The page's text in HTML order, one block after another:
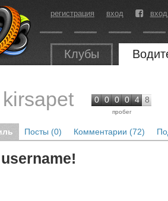
регистрация вход
Клубы
kirsapet 0 0 0 0 4 8
пробег
Посты (0) Комментарии (72)